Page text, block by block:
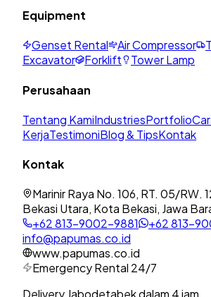
Equipment
Genset Rental Air Compressor
Excavator
Forklift Tower Lamp
Perusahaan
Tentang KamiIndustriesPortfolio
KerjaTestimoniBlog & TipsKontak
Kontak
Marinir Raya No. 106, RT. 05/RW.
Bekasi Utara, Kota Bekasi, Jawa
+62 813-9002-9881
+62 813-
info@papumas.co.id
www.papumas.co.id
Emergency Rental 24/7